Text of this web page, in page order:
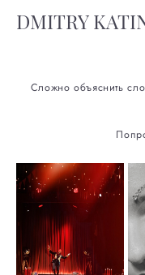
DMITRY
Сложно объяснить